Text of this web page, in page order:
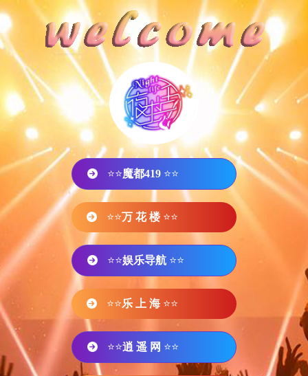
⭐⭐魔都419 ⭐⭐
⭐⭐万 花 楼 ⭐⭐
⭐⭐娱乐导航 ⭐⭐
⭐⭐乐 上 海 ⭐⭐
⭐⭐逍 遥 网 ⭐⭐